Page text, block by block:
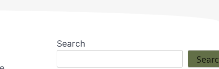
Search